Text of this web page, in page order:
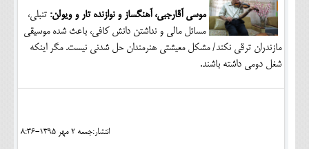
موسی آقارجبی، آهنگساز و نوازنده تار و ویولن: تنبلی،
مسائل مالی و نداشتن دانش کافی، باعث شده موسیقی
مازندران ترقی نکند/ مشکل معیشتی هنرمندان حل شدنی نیست. مگر اینکه
شغل دومی داشته باشند.
انتشار:جمعه 2 مهر 1395-8:36